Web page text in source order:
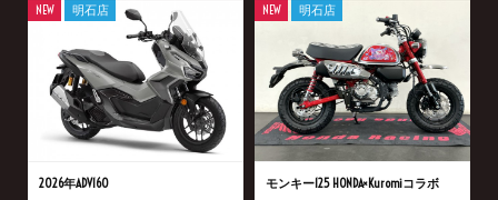
2026年ADV160
NEW 明石店
モンキー125 HONDA×Kuromiコラボ
NEW 明石店